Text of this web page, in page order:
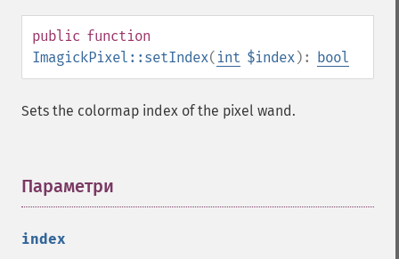
public function
ImagickPixel::setIndex( int $index): bool
Sets the colormap index of the pixel wand.
Параметри
index